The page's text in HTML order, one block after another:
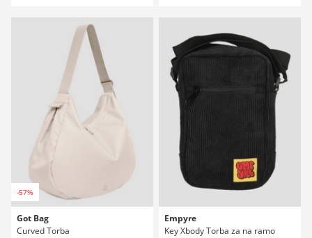
-57%
Got Bag
Curved Torba
Empyre
Key Xbody Torba za na ramo